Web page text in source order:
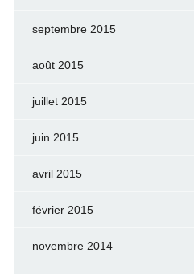
septembre 2015
août 2015
juillet 2015
juin 2015
avril 2015
février 2015
novembre 2014